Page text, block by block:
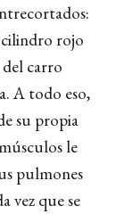
cilindro rojo
carro
A todo eso,
su propia
le
pulmones
vez que se